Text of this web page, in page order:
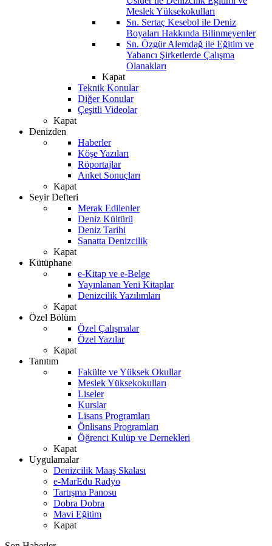
Meslek Yüksekokulları
Sn. Sertaç Kesebol ile Deniz
Boyaları Hakkında Bilinmeyenler
Sn. Özgür Alemdağ ile Eğitim ve
Yabancı Şirketlerde Çalışma
Olanakları
Kapat
Teknik Konular
Diğer Konular
Çeşitli Videolar
Kapat
Denizden
Haberler
Köşe Yazıları
Röportajlar
Anket Sonuçları
Kapat
Seyir Defteri
Merak Edilenler
Deniz Kültürü
Deniz Tarihi
Sanatta Denizcilik
Kapat
Kütüphane
e-Kitap ve e-Belge
Yayınlanan Yeni Kitaplar
Denizcilik Yazılımları
Kapat
Özel Bölüm
Özel Çalışmalar
Özel Yazılar
Kapat
Tanıtım
Fakülte ve Yüksek Okullar
Meslek Yüksekokulları
Liseler
Kurslar
Lisans Programları
Önlisans Programları
Öğrenci Kulüp ve Dernekleri
Kapat
Uygulamalar
Denizcilik Maaş Skalası
e-MarEdu Radyo
Tartışma Panosu
Dobra Dobra
Mavi Eğitim
Kapat